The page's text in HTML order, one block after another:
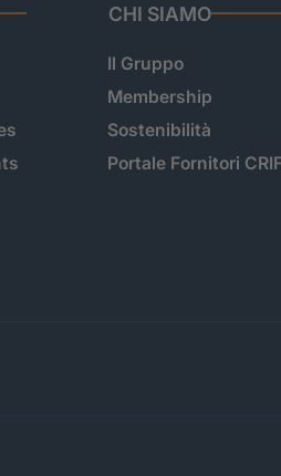
CHI SIAMO
Il Gruppo
Membership
Sostenibilità
Portale Fornitori